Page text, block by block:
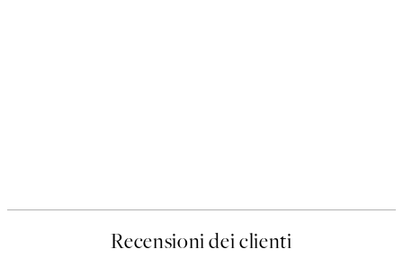
Recensioni dei clienti